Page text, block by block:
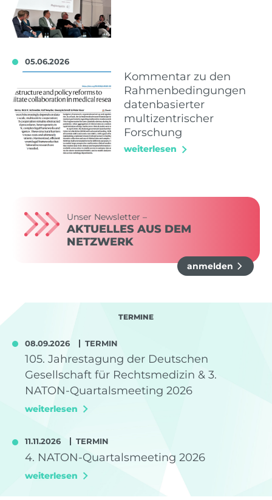
05.06.2026
Kommentar zu den
Rahmenbedingungen
datenbasierter
multizentrischer
Forschung
weiterlesen
Unser Newsletter –
AKTUELLES AUS DEM
NETZWERK
anmelden
TERMINE
08.09.2026 TERMIN
105. Jahrestagung der Deutschen
Gesellschaft für Rechtsmedizin & 3.
NATON-Quartalsmeeting 2026
weiterlesen
11.11.2026 TERMIN
4. NATON-Quartalsmeeting 2026
weiterlesen